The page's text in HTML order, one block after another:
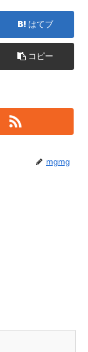
はてブ
コピー
mgmg